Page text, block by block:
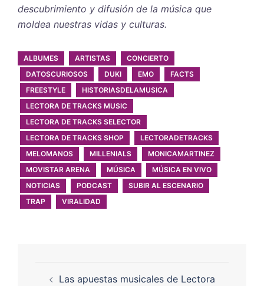
descubrimiento y difusión de la música que
moldea nuestras vidas y culturas.
ALBUMES ARTISTAS
CONCIERTO
DATOSCURIOSOS
DUKI EMO
FACTS
FREESTYLE
HISTORIASDELAMUSICA
LECTORA DE TRACKS MUSIC
LECTORA DE TRACKS SELECTOR
LECTORA DE TRACKS SHOP
LECTORADETRACKS
MELOMANOS
MILLENIALS
MONICAMARTINEZ
MOVISTAR ARENA
MÚSICA
MÚSICA EN VIVO
NOTICIAS
PODCAST
SUBIR AL ESCENARIO
TRAP
VIRALIDAD
Las apuestas musicales de Lectora